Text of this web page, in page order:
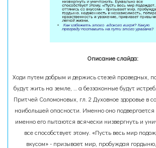
Описание слайда:
Ходи путем добрым и держись стезей праведных,
будут жить на земле, … а беззаконные будут
Притчей Соломоновых, гл. 2 Духовное здоровье в
наибольшей опасности. Именно оно подвергается
именно его пытаются всячески низвергнуть и
все способствует этому. «Пусть весь мир
вкусом» - призывает мир, пробуждая